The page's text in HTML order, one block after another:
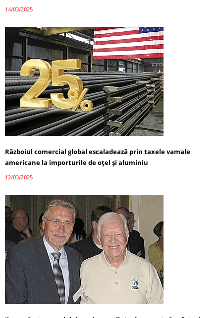
14/03/2025
Războiul comercial global escaladează prin taxele vamale
americane la importurile de oțel și aluminiu
12/03/2025